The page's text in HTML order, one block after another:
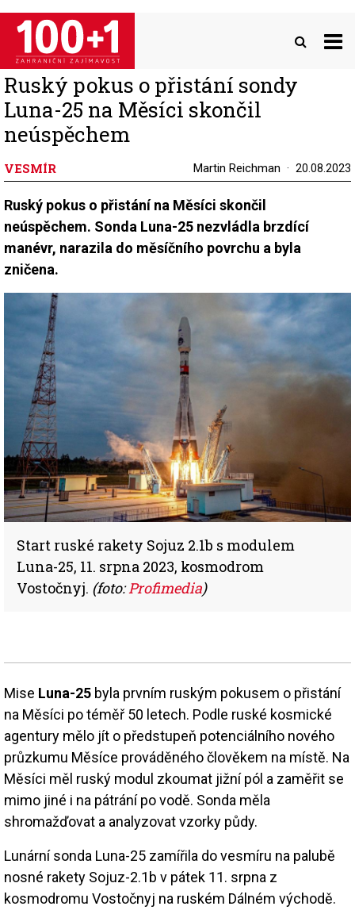
Přejít
hlavnímu
obsahu
Ruský pokus o přistání sondy
Luna-25 na Měsíci skončil
neúspěchem
VESMÍR Martin Reichman 20.08.2023
Ruský pokus o přistání na Měsíci skončil
neúspěchem. Sonda Luna-25 nezvládla brzdící
manévr, narazila do měsíčního povrchu a byla
zničena.
Start ruské rakety Sojuz 2.1b s modulem
Luna-25, 11. srpna 2023, kosmodrom
Vostočnyj. (foto:Profimedia)
Mise Luna-25 byla prvním ruským pokusem o přistání
na Měsíci po téměř 50 letech. Podle ruské kosmické
agentury mělo jít o předstupeň potenciálního nového
průzkumu Měsíce prováděného člověkem na místě. Na
Měsíci měl ruský modul zkoumat jižní pól a zaměřit se
mimo jiné i na pátrání po vodě. Sonda měla
shromažďovat a analyzovat vzorky půdy.
Lunární sonda Luna-25 zamířila do vesmíru na palubě
nosné rakety Sojuz-2.1b v pátek 11. srpna z
kosmodromu Vostočnyj na ruském Dálném východě.